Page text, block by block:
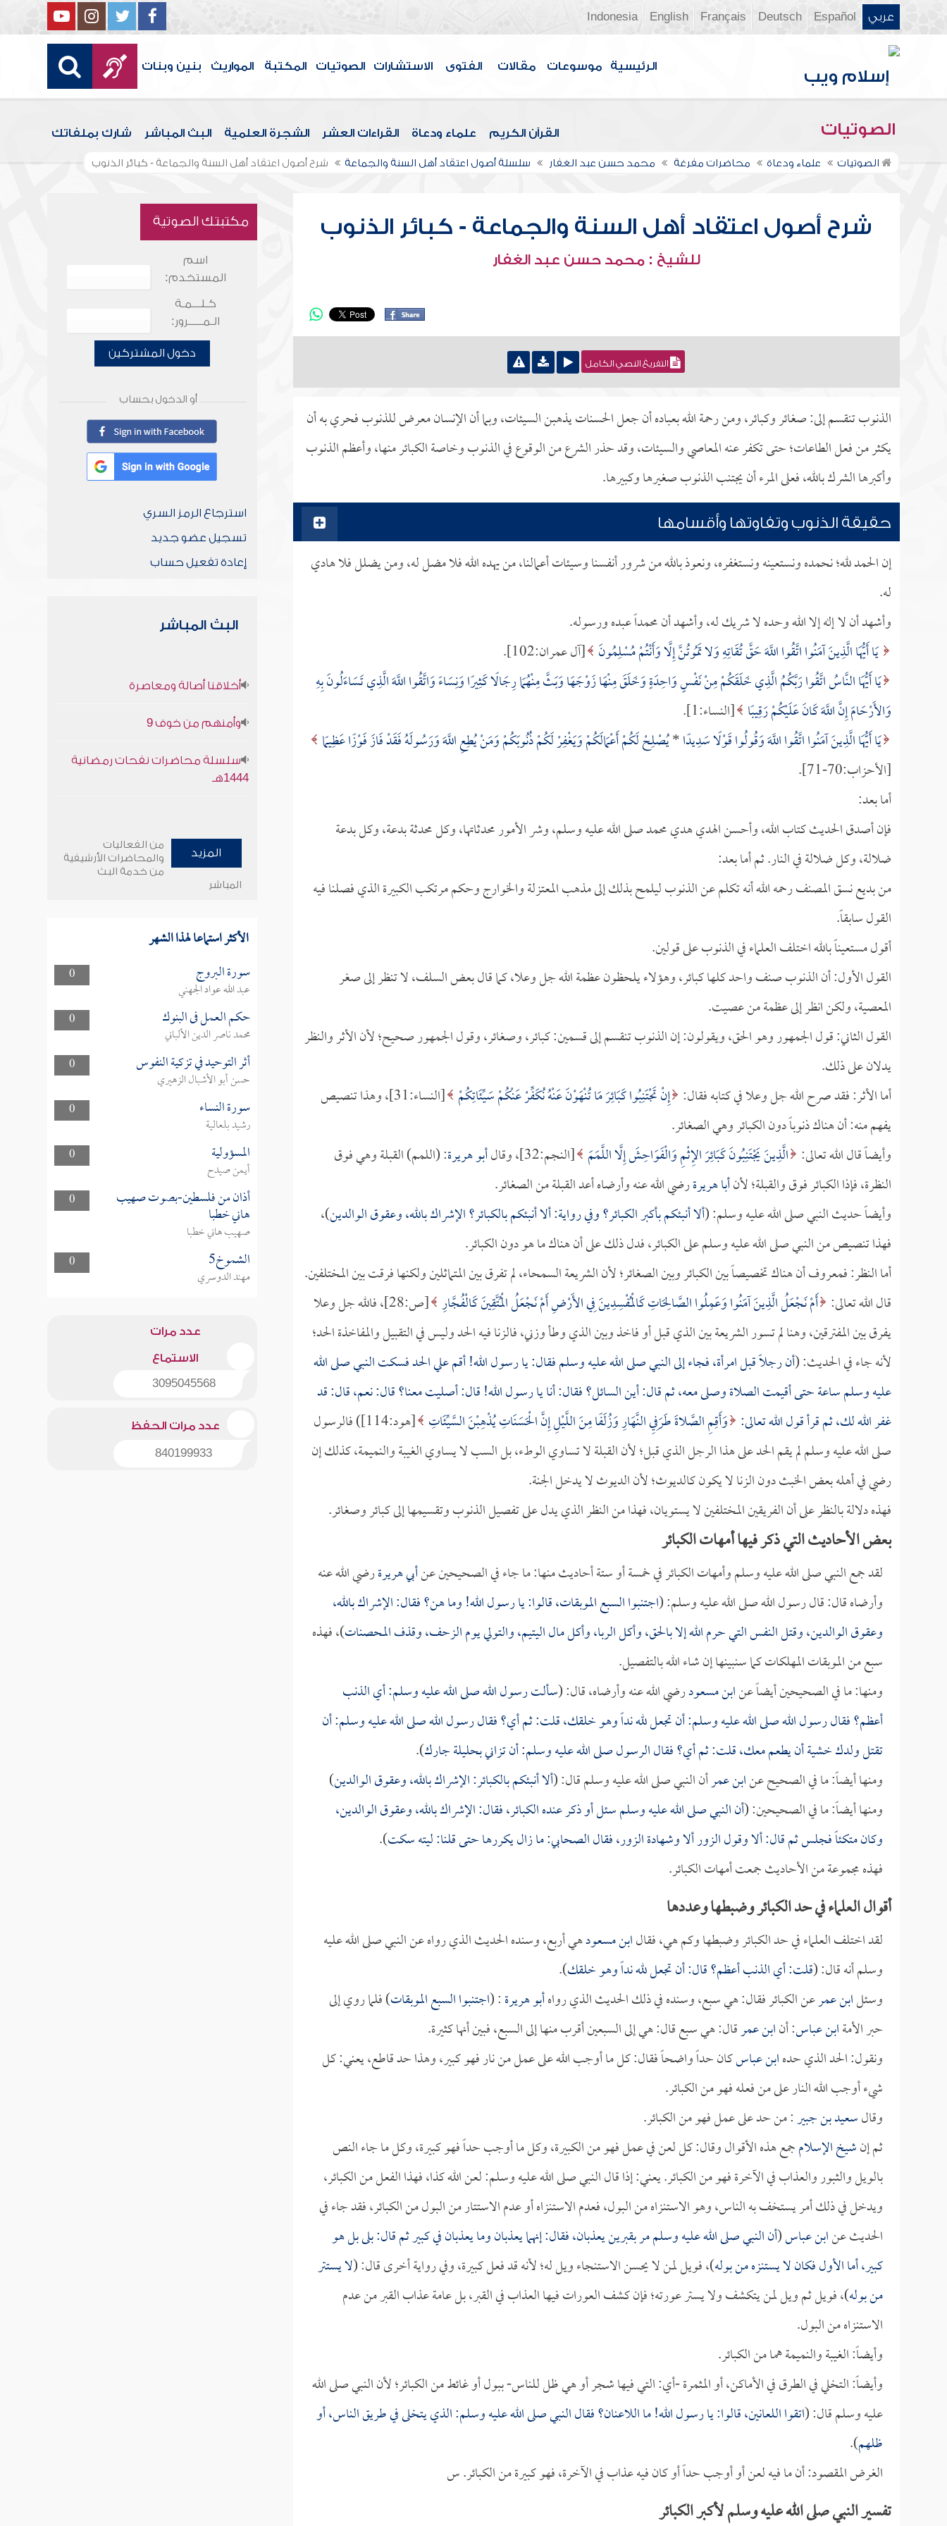
عربي Español
Deutsch
Français
English
Indonesia
الرئيسية موسوعات مقالات الفتوى الاستشارات الصوتيات المكتبة المواريث بنين وبنات
الصوتيات القرآن الكريم علماء ودعاة القراءات العشر الشجرة العلمية البث المباشر شارك بملفاتك
الصوتيات علماء ودعاة محاضرات مفرغة محمد حسن عبد الغفار سلسلة أصول اعتقاد أهل السنة والجماعة شرح أصول اعتقاد أهل السنة والجماعة - كبائر الذنوب
شرح أصول اعتقاد أهل السنة والجماعة - كبائر الذنوب
للشيخ : محمد حسن عبد الغفار
التفريغ النصي الكامل
الذنوب تنقسم إلى: صغائر وكبائر، ومن رحمة الله بعباده أن جعل الحسنات يذهبن السيئات، وبما أن الإنسان معرض للذنوب فحري به أن
يكثر من فعل الطاعات؛ حتى تكفر عنه المعاصي والسيئات، وقد حذر الشرع من الوقوع في الذنوب وخاصة الكبائر منها، وأعظم الذنوب
وأكبرها الشرك بالله، فعلى المرء أن يجتنب الذنوب صغيرها وكبيرها.
حقيقة الذنوب وتفاوتها وأقسامها
إن الحمد لله؛ نحمده ونستعينه ونستغفره، ونعوذ بالله من شرور أنفسنا وسيئات أعمالنا، من يهده الله فلا مضل له، ومن يضلل فلا هادي
له.
وأشهد أن لا إله إلا الله وحده لا شريك له، وأشهد أن محمداً عبده ورسوله.
يَا أَيُّهَا الَّذِينَ آمَنُوا اتَّقُوا اللَّهَ حَقَّ تُقَاتِهِ وَلا تَمُوتُنَّ إِلَّا وَأَنْتُمْ مُسْلِمُونَ [آل عمران:102].
يَا أَيُّهَا النَّاسُ اتَّقُوا رَبَّكُمُ الَّذِي خَلَقَكُمْ مِنْ نَفْسٍ وَاحِدَةٍ وَخَلَقَ مِنْهَا زَوْجَهَا وَبَثَّ مِنْهُمَا رِجَالًا كَثِيرًا وَنِسَاءً وَاتَّقُوا اللَّهَ الَّذِي تَسَاءَلُونَ بِهِ
وَالأَرْحَامَ إِنَّ اللَّهَ كَانَ عَلَيْكُمْ رَقِيبًا [النساء:1].
يَا أَيُّهَا الَّذِينَ آمَنُوا اتَّقُوا اللَّهَ وَقُولُوا قَوْلًا سَدِيدًا*يُصْلِحْ لَكُمْ أَعْمَالَكُمْ وَيَغْفِرْ لَكُمْ ذُنُوبَكُمْ وَمَنْ يُطِعِ اللَّهَ وَرَسُولَهُ فَقَدْ فَازَ فَوْزًا عَظِيمًا
[الأحزاب:70-71].
أما بعد:
فإن أصدق الحديث كتاب الله، وأحسن الهدي هدي محمد صلى الله عليه وسلم، وشر الأمور محدثاتها، وكل محدثة بدعة، وكل بدعة
ضلالة، وكل ضلالة في النار. ثم أما بعد:
من بديع نسق المصنف رحمه الله أنه تكلم عن الذنوب ليلمح بذلك إلى مذهب المعتزلة والخوارج وحكم مرتكب الكبيرة الذي فصلنا فيه
القول سابقاً.
أقول مستعيناً بالله اختلف العلماء في الذنوب على قولين.
القول الأول: أن الذنوب صنف واحد كلها كبائر، وهؤلاء يلحظون عظمة الله جل وعلا، كما قال بعض السلف، لا تنظر إلى صغر
المعصية، ولكن انظر إلى عظمة من عصيت.
القول الثاني: قول الجمهور وهو الحق، ويقولون: إن الذنوب تنقسم إلى قسمين: كبائر، وصغائر، وقول الجمهور صحيح؛ لأن الأثر والنظر
يدلان على ذلك.
أما الأثر: فقد صرح الله جل وعلا في كتابه فقال: إِنْ تَجْتَنِبُوا كَبَائِرَ مَا تُنْهَوْنَ عَنْهُ نُكَفِّرْ عَنْكُمْ سَيِّئَاتِكُمْ
[النساء:31]، وهذا تنصيص
يفهم منه: أن هناك ذنوباً دون الكبائر وهي الصغائر.
وأيضاً قال الله تعالى: الَّذِينَ يَجْتَنِبُونَ كَبَائِرَ الإِثْمِ وَالْفَوَاحِشَ إِلَّا اللَّمَمَ [النجم:32]، وقال أبو هريرة: (اللمم) القبلة وهي فوق
النظرة، فإذا الكبائر فوق والقبلة؛ لأنأبا هريرةرضي الله عنه وأرضاه أعد القبلة من الصغائر.
وأيضاً حديث النبي صلى الله عليه وسلم: (ألا أنبئكم بأكبر الكبائر؟ وفي رواية: ألا أنبئكم بالكبائر؟ الإشراك بالله، وعقوق الوالدين)،
فهذا تنصيص من النبي صلى الله عليه وسلم على الكبائر، فدل ذلك على أن هناك ما هو دون الكبائر.
أما النظر: فمعروف أن هناك تخصيصاً بين الكبائر وبين الصغائر؛ لأن الشريعة السمحاء، لم تفرق بين المتماثلين ولكنها فرقت بين المختلفين.
قال الله تعالى: أَمْ نَجْعَلُ الَّذِينَ آمَنُوا وَعَمِلُوا الصَّالِحَاتِ كَالْمُفْسِدِينَ فِي الأَرْضِ أَمْ نَجْعَلُ الْمُتَّقِينَ كَالْفُجَّارِ
[ص:28]، فالله جل وعلا
يفرق بين المفترقين، وهنا لم تسور الشريعة بين الذي قبل أو فاخذ وبين الذي وطأ وزني، فالزنا فيه الحد وليس في التقبيل والمفاخذة الحد؛
لأنه جاء في الحديث: (أن رجلاً قبل امرأة، فجاء إلى النبي صلى الله عليه وسلم فقال: يا رسول الله! أقم علي الحد فسكت النبي صلى الله
عليه وسلم ساعة حتى أقيمت الصلاة وصلى معه، ثم قال: أين السائل؟ فقال: أنا يا رسول الله! قال: أصليت معنا؟ قال: نعم، قال: قد
غفر الله لك، ثم قرأ قول الله تعالى: وَأَقِمِ الصَّلاةَ طَرَفِيِ النَّهَارِ وَزُلَفًا مِنَ اللَّيْلِ إِنَّ الْحَسَنَاتِ يُذْهِبْنَ السَّيِّئَاتِ
[هود:114]) فالرسول
صلى الله عليه وسلم لم يقم الحد على هذا الرجل الذي قبل؛ لأن القبلة لا تساوي الوطء، بل السب لا يساوي الغيبة والنميمة، كذلك إن
رضي في أهله بعض الخبث دون الزنا لا يكون كالديوث؛ لأن الديوث لا يدخل الجنة.
فهذه دلالة بالنظر على أن الفريقين المختلفين لا يستويان، فهذا من النظر الذي يدل على تفصيل الذنوب وتقسيمها إلى كبائر وصغائر.
بعض الأحاديث التي ذكر فيها أمهات الكبائر
لقد جمع النبي صلى الله عليه وسلم وأمهات الكبائر في خمسة أو ستة أحاديث منها: ما جاء في الصحيحين عنأبي هريرةرضي الله عنه
وأرضاه قال: قال رسول الله صلى الله عليه وسلم: (اجتنبوا السبع الموبقات، قالوا: يا رسول الله! وما هن؟ فقال: الإشراك بالله،
وعقوق الوالدين، وقتل النفس التي حرم الله إلا بالحق، وأكل الربا، وأكل مال اليتيم، والتولي يوم الزحف، وقذف المحصنات)، فهذه
سبع من الموبقات المهلكات كما سنبينها إن شاء الله بالتفصيل.
ومنها: ما في الصحيحين أيضاً عنابن مسعودرضي الله عنه وأرضاه، قال: (سألت رسول الله صلى الله عليه وسلم: أي الذنب
أعظم؟ فقال رسول الله صلى الله عليه وسلم: أن تجعل لله نداً وهو خلقك، قلت: ثم أي؟ فقال رسول الله صلى الله عليه وسلم: أن
تقتل ولدك خشية أن يطعم معك، قلت: ثم أي؟ فقال الرسول صلى الله عليه وسلم: أن تزاني بحليلة جارك).
ومنها أيضاً: ما في الصحيح عنابن عمرأن النبي صلى الله عليه وسلم قال: (ألا أنبئكم بالكبائر: الإشراك بالله، وعقوق الوالدين)
ومنها أيضاً: ما في الصحيحين: (أن النبي صلى الله عليه وسلم سئل أو ذكر عنده الكبائر، فقال: الإشراك بالله، وعقوق الوالدين،
وكان متكئاً فجلس ثم قال: ألا وقول الزور ألا وشهادة الزور، فقال الصحابي: ما زال يكررها حتى قلنا: ليته سكت).
فهذه مجموعة من الأحاديث جمعت أمهات الكبائر.
أقوال العلماء في حد الكبائر وضبطها وعددها
لقد اختلف العلماء في حد الكبائر وضبطها وكم هي، فقالابن مسعودهي أربع، وسنده الحديث الذي رواه عن النبي صلى الله عليه
وسلم أنه قال: (قلت: أي الذنب أعظم؟ قال: أن تجعل لله نداً وهو خلقك).
وسئلابن عمرعن الكبائر فقال: هي سبع، وسنده في ذلك الحديث الذي رواهأبو هريرة: (اجتنبوا السبع الموبقات) فلما روي إلى
حبر الأمةابن عباس: أنابن عمرقال: هي سبع قال: هي إلى السبعين أقرب منها إلى السبع، فبين أنها كثيرة.
ونقول: الحد الذي حدهابن عباسكان حداً واضحاً فقال: كل ما أوجب الله على عمل من نار فهو كبير، وهذا حد قاطع، يعني: كل
شيء أوجب الله النار على من فعله فهو من الكبائر.
وقالسعيد بن جبير: من حد على عمل فهو من الكبائر.
ثم إنشيخ الإسلامجمع هذه الأقوال وقال: كل لعن في عمل فهو من الكبيرة، وكل ما أوجب حداً فهو كبيرة، وكل ما جاء النص
بالويل والثبور والعذاب في الآخرة فهو من الكبائر. يعني: إذا قال النبي صلى الله عليه وسلم: لعن الله كذا، فهذا الفعل من الكبائر،
ويدخل في ذلك أمر يستخف به الناس، وهو الاستنزاه من البول، فعدم الاستنزاه أو عدم الاستتار من البول من الكبائر، فقد جاء في
الحديث عنابن عباس(أن النبي صلى الله عليه وسلم مر بقبرين يعذبان، فقال: إنهما يعذبان وما يعذبان في كبير ثم قال: بلى بل هو
كبير، أما الأول فكان لا يستنزه من بوله)، فويل لمن لا يحسن الاستنجاء ويل له؛ لأنه قد فعل كبيرة، وفي رواية أخرى قال: (لا يستتر
من بوله)، فويل ثم ويل لمن يتكشف ولا يستر عورته؛ فإن كشف العورات فيها العذاب في القبر، بل عامة عذاب القبر من عدم
الاستنزاه من البول.
وأيضاً: الغيبة والنميمة هما من الكبائر.
وأيضاً: التخلي في الطرق في الأماكن، أو المثمرة -أي: التي فيها شجر أو هي ظل للناس- ببول أو غائط من الكبائر؛ لأن النبي صلى الله
عليه وسلم قال: (اتقوا اللعانين، قالوا: يا رسول الله! ما اللاعنان؟ فقال النبي صلى الله عليه وسلم: الذي يتخلى في طريق الناس، أو
ظلهم).
الغرض المقصود: أن ما فيه لعن أو أوجب حداً أو كان فيه عذاب في الآخرة، فهو كبيرة من الكبائر. س
تفسير النبي صلى الله عليه وسلم لأكبر الكبائر
مكتبتك الصوتية
اسم
المستخدم:
كـلـــمـة
الـمـــــرور:
دخول المشتركين
أو الدخول بحساب
استرجاع الرمز السري
تسجيل عضو جديد
إعادة تفعيل حساب
البث المباشر
أخلاقنا أصالة ومعاصرة
وأمنهم من خوف 9
سلسلة محاضرات نفحات رمضانية
1444هـ
المزيد
من الفعاليات
والمحاضرات الأرشيفية
من خدمة البث
المباشر
الأكثر استماعا لهذا الشهر
0 سورة البروج
عبد الله عواد الجهني
0
حكم العمل فى البنوك
محمد ناصر الدين الألباني
0
أثر التوحيد في تزكية النفوس
حسن أبو الأشبال الزهيري
0
سورة النساء
رشيد بلعالية
0
المسؤولية
أيمن صيدح
0
أذان من فلسطين-بصوت صهيب
هاني خطبا
صهيب هاني خطبا
0
الشموخ5
مهند الدوسري
عدد مرات
الاستماع
3095045568
عدد مرات الحفظ
840199933